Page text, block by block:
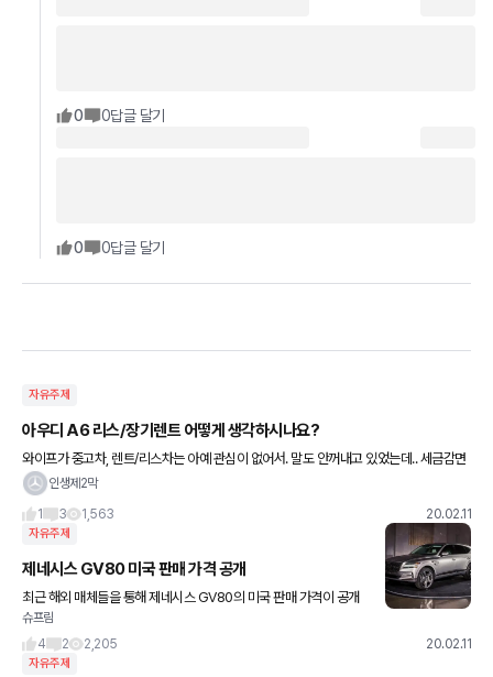
0 0답글 달기
0 0답글 달기
자유주제
아우디 A6 리스/장기렌트 어떻게 생각하시나요?
와이프가 중고차, 렌트/리스차는 아예 관심이 없어서. 말도 안꺼내고 있었는데.. 세금감면
및 비용처리 이런걸 듣고오더니.. 와이프(자기)이름으로 리스/렌트차를 뽑는거 찬성하네
인생제2막
1
3 1,563 20.02.11
자유주제
제네시스 GV80 미국 판매 가격 공개
최근 해외 매체들을 통해 제네시스 GV80의 미국 판매 가격이 공개
됐는데, 가격은 5만달러~6만5천달러로 책정됐는데요. 햔화로 590
슈프림
4
2 2,205 20.02.11
자유주제